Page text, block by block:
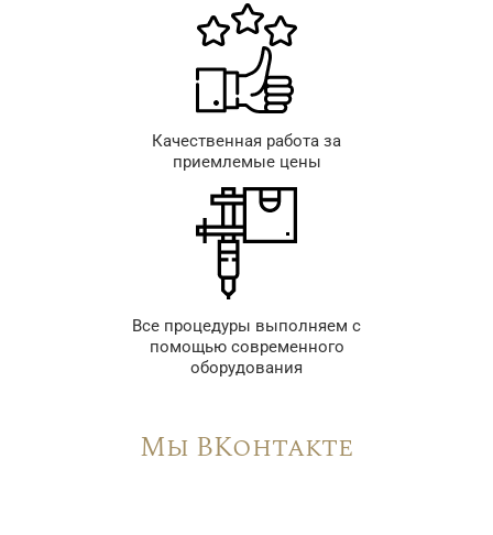
Качественная работа за
приемлемые цены
Все процедуры выполняем с
помощью современного
оборудования
Мы ВКонтакте